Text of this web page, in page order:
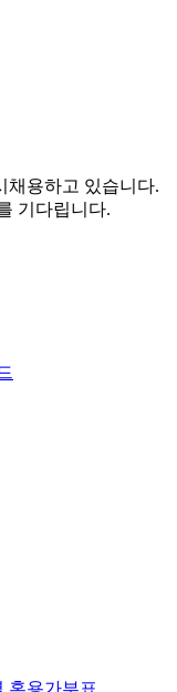
채용하고 있습니다.
기다립니다.